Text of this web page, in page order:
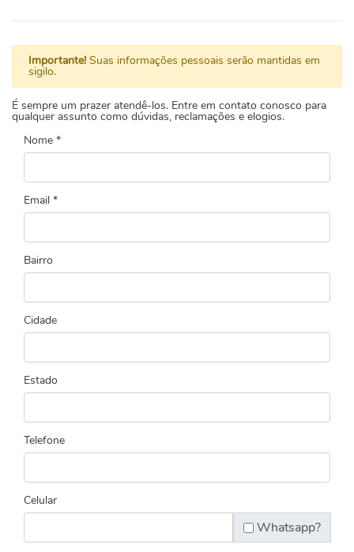
Importante! Suas informações pessoais serão mantidas em
sigilo.
É sempre um prazer atendê-los. Entre em contato conosco para
qualquer assunto como dúvidas, reclamações e elogios.
Nome *
Email *
Bairro
Cidade
Estado
Telefone
Celular
Whatsapp?